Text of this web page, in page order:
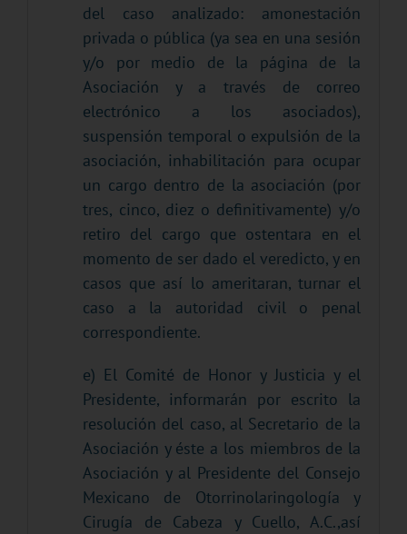
del caso analizado: amonestación
privada o pública (ya sea en una sesión
y/o por medio de la página de la
Asociación y a través de correo
electrónico a los asociados),
suspensión temporal o expulsión de la
asociación, inhabilitación para ocupar
un cargo dentro de la asociación (por
tres, cinco, diez o definitivamente) y/o
retiro del cargo que ostentara en el
momento de ser dado el veredicto, y en
casos que así lo ameritaran, turnar el
caso a la autoridad civil o penal
correspondiente.
e) El Comité de Honor y Justicia y el
Presidente, informarán por escrito la
resolución del caso, al Secretario de la
Asociación y éste a los miembros de la
Asociación y al Presidente del Consejo
Mexicano de Otorrinolaringología y
Cirugía de Cabeza y Cuello, A.C.,así